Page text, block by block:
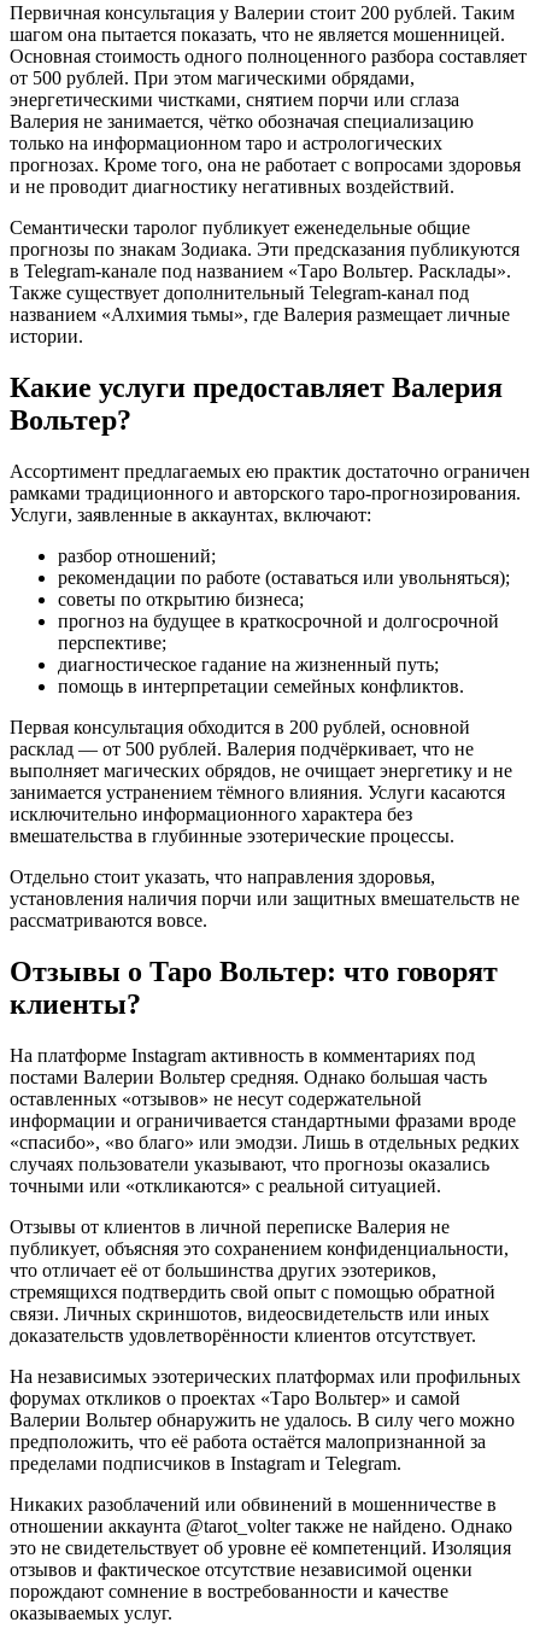
Первичная консультация у Валерии стоит 200 рублей. Таким
шагом она пытается показать, что не является мошенницей.
Основная стоимость одного полноценного разбора составляет
от 500 рублей. При этом магическими обрядами,
энергетическими чистками, снятием порчи или сглаза
Валерия не занимается, чётко обозначая специализацию
только на информационном таро и астрологических
прогнозах. Кроме того, она не работает с вопросами здоровья
и не проводит диагностику негативных воздействий.
Семантически таролог публикует еженедельные общие
прогнозы по знакам Зодиака. Эти предсказания публикуются
в Telegram-канале под названием «Таро Вольтер. Расклады».
Также существует дополнительный Telegram-канал под
названием «Алхимия тьмы», где Валерия размещает личные
истории.
Какие услуги предоставляет Валерия
Вольтер?
Ассортимент предлагаемых ею практик достаточно ограничен
рамками традиционного и авторского таро-прогнозирования.
Услуги, заявленные в аккаунтах, включают:
разбор отношений;
рекомендации по работе (оставаться или увольняться);
советы по открытию бизнеса;
прогноз на будущее в краткосрочной и долгосрочной
перспективе;
диагностическое гадание на жизненный путь;
помощь в интерпретации семейных конфликтов.
Первая консультация обходится в 200 рублей, основной
расклад — от 500 рублей. Валерия подчёркивает, что не
выполняет магических обрядов, не очищает энергетику и не
занимается устранением тёмного влияния. Услуги касаются
исключительно информационного характера без
вмешательства в глубинные эзотерические процессы.
Отдельно стоит указать, что направления здоровья,
установления наличия порчи или защитных вмешательств не
рассматриваются вовсе.
Отзывы о Таро Вольтер: что говорят
клиенты?
На платформе Instagram активность в комментариях под
постами Валерии Вольтер средняя. Однако большая часть
оставленных «отзывов» не несут содержательной
информации и ограничивается стандартными фразами вроде
«спасибо», «во благо» или эмодзи. Лишь в отдельных редких
случаях пользователи указывают, что прогнозы оказались
точными или «откликаются» с реальной ситуацией.
Отзывы от клиентов в личной переписке Валерия не
публикует, объясняя это сохранением конфиденциальности,
что отличает её от большинства других эзотериков,
стремящихся подтвердить свой опыт с помощью обратной
связи. Личных скриншотов, видеосвидетельств или иных
доказательств удовлетворённости клиентов отсутствует.
На независимых эзотерических платформах или профильных
форумах откликов о проектах «Таро Вольтер» и самой
Валерии Вольтер обнаружить не удалось. В силу чего можно
предположить, что её работа остаётся малопризнанной за
пределами подписчиков в Instagram и Telegram.
Никаких разоблачений или обвинений в мошенничестве в
отношении аккаунта @tarot_volter также не найдено. Однако
это не свидетельствует об уровне её компетенций. Изоляция
отзывов и фактическое отсутствие независимой оценки
порождают сомнение в востребованности и качестве
оказываемых услуг.